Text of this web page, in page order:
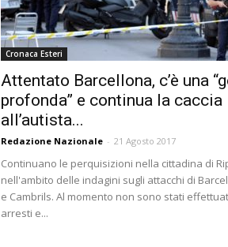
Cronaca Esteri
Attentato Barcellona, c’è una
profonda” e continua la caccia
all’autista...
Redazione Nazionale - 21 Agosto 2017
Continuano le perquisizioni nella cittadina di
nell'ambito delle indagini sugli attacchi di
e Cambrils. Al momento non sono stati
arresti e...